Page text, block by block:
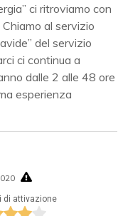
ci ritroviamo con
al servizio
del servizio
ci continua a
dalle 2 alle 48 ore
esperienza
di attivazione